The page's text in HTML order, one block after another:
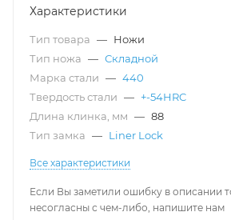
Характеристики
Тип товара — Ножи
Тип ножа — Складной
Марка стали — 440
Твердость стали — +-54HRC
Длина клинка, мм — 88
Тип замка — Liner Lock
Все характеристики
Если Вы заметили ошибку в описании
несогласны с чем-либо, напишите нам